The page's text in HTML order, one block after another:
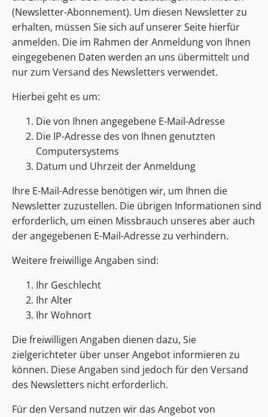
(Newsletter-Abonnement). Um diesen Newsletter zu
erhalten, müssen Sie sich auf unserer Seite hierfür
anmelden. Die im Rahmen der Anmeldung von Ihnen
eingegebenen Daten werden an uns übermittelt und
nur zum Versand des Newsletters verwendet.
Hierbei geht es um:
Die von Ihnen angegebene E-Mail-Adresse
Die IP-Adresse des von Ihnen genutzten
Computersystems
Datum und Uhrzeit der Anmeldung
Ihre E-Mail-Adresse benötigen wir, um Ihnen die
Newsletter zuzustellen. Die übrigen Informationen sind
erforderlich, um einen Missbrauch unseres aber auch
der angegebenen E-Mail-Adresse zu verhindern.
Weitere freiwillige Angaben sind:
Ihr Geschlecht
Ihr Alter
Ihr Wohnort
Die freiwilligen Angaben dienen dazu, Sie
zielgerichteter über unser Angebot informieren zu
können. Diese Angaben sind jedoch für den Versand
des Newsletters nicht erforderlich.
Für den Versand nutzen wir das Angebot von